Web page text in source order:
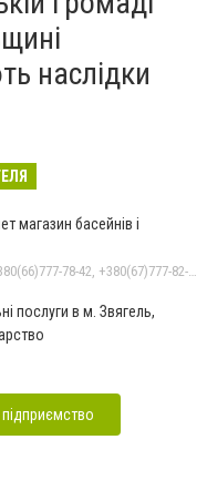
наслідки
магазин басейнів і
+380(44)502-01-02, +380(66)777-78-42, +380(67)777-82-19, +380(67)890-80-80, +380(73)890-80-80, +380(44)502-01-03
послуги в м. Звягель,